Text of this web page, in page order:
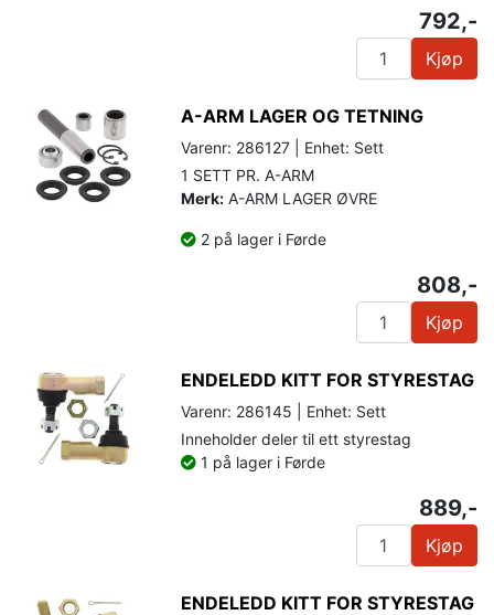
792,-
Kjøp
A-ARM LAGER OG TETNING
Varenr: 286127 | Enhet: Sett
1 SETT PR. A-ARM
Merk: A-ARM LAGER ØVRE
2 på lager i Førde
808,-
Kjøp
ENDELEDD KITT FOR STYRESTAG
Varenr: 286145 | Enhet: Sett
Inneholder deler til ett styrestag
1 på lager i Førde
889,-
Kjøp
ENDELEDD KITT FOR STYRESTAG